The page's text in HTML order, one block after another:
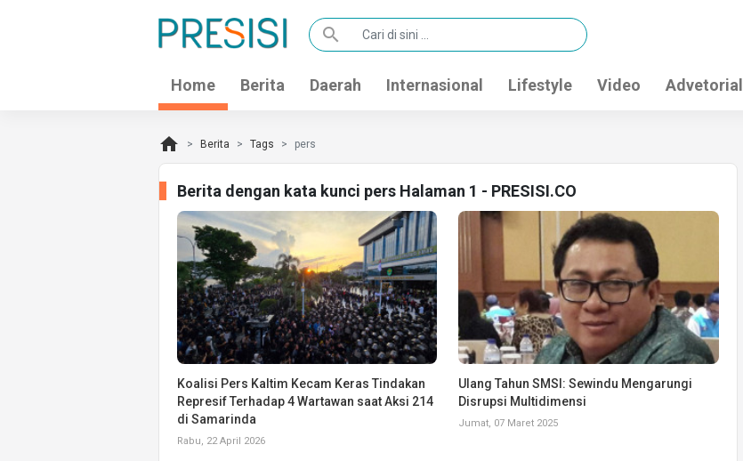
search
Home Berita Daerah Internasional Lifestyle Video Advetorial
home Berita Tags pers
Berita dengan kata kunci pers Halaman 1 - PRESISI.CO
Koalisi Pers Kaltim Kecam Keras Tindakan
Represif Terhadap 4 Wartawan saat Aksi 214
di Samarinda
Rabu, 22 April 2026
Ulang Tahun SMSI: Sewindu Mengarungi
Disrupsi Multidimensi
Jumat, 07 Maret 2025